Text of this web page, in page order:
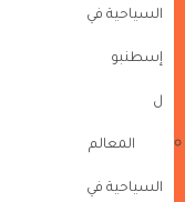
السياحية في
إسطنبو
ل
المعالم
السياحية في